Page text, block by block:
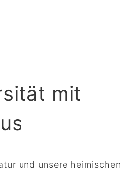
mit
und unsere heimischen